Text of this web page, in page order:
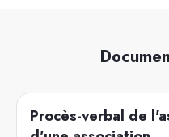
Procès-verbal de